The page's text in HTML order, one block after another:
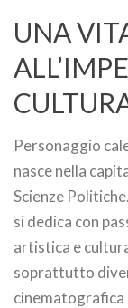
UNA
Personaggio
nasce nella
Scienze
si dedica con
artistica e
soprattutto
cinematografica